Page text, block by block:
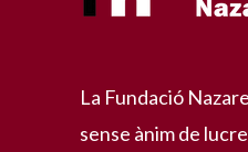
La Fundació
sense ànim de